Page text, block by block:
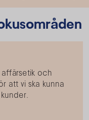
och
att vi ska kunna